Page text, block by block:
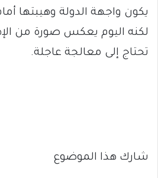
يكون واجهة الدولة وهيبتها
لكنه اليوم يعكس صورة من
تحتاج إلى معالجة عاجلة.
شارك هذا الموضوع